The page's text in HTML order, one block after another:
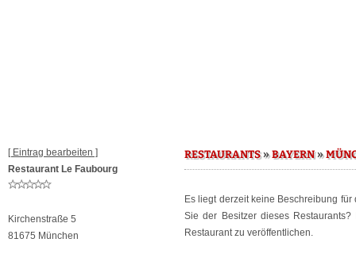
[ Eintrag bearbeiten ]
Restaurant Le Faubourg
Kirchenstraße 5
81675 München
RESTAURANTS»BAYERN»
Es liegt derzeit keine Beschreibung
Sie der Besitzer dieses
Restaurant zu veröffentlichen.